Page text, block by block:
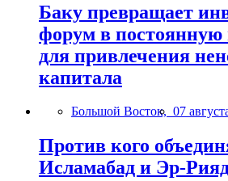
Баку превращает
форум в постоянную
для привлечения
капитала
Большой Восток, 07
Против кого
Исламабад и Эр-